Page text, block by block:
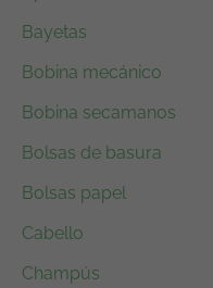
e
r
:
1
3
9
0
:
9
9
5
€
Bayetas
Bobina mecánico
Bobina secamanos
Bolsas de basura
Bolsas papel
Cabello
Champús